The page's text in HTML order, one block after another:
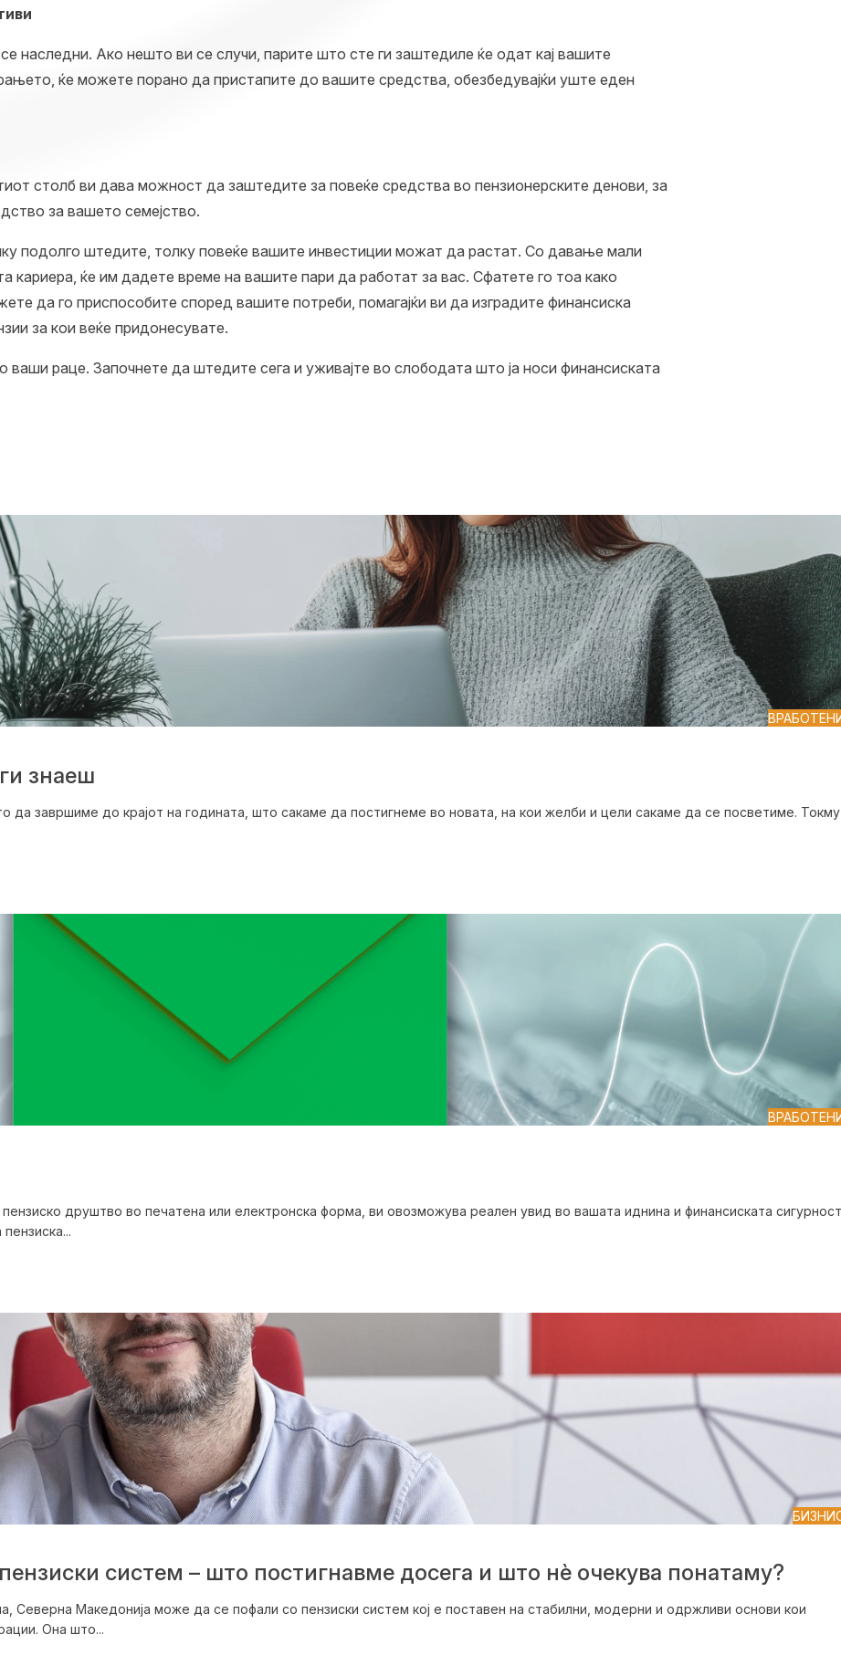
наследни. Ако нешто ви се случи, парите што сте ги заштедиле ќе одат кај вашите
ќе можете порано да пристапите до вашите средства, обезбедувајќи уште еден
столб ви дава можност да заштедите за повеќе средства во пензионерските денови, за
за вашето семејство.
подолго штедите, толку повеќе вашите инвестиции можат да растат. Со давање мали
кариера, ќе им дадете време на вашите пари да работат за вас. Сфатете го тоа како
да го приспособите според вашите потреби, помагајќи ви да изградите финансиска
за кои веќе придонесувате.
ваши раце. Започнете да штедите сега и уживајте во слободата што ја носи финансиската
знаеш
да завршиме до крајот на годината, што сакаме да постигнеме во новата, на кои желби и цели сакаме да се посветиме. Токму
друштво во печатена или електронска форма, ви овозможува реален увид во вашата иднина и финансиската сигурност
систем – што постигнавме досега и што нѐ очекува понатаму?
Македонија може да се пофали со пензиски систем кој е поставен на стабилни, модерни и одржливи основи кои
Она што...